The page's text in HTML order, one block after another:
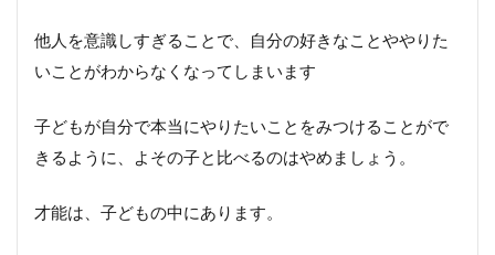
他人を意識しすぎることで、自分の好きなことややりた
いことがわからなくなってしまいます
子どもが自分で本当にやりたいことをみつけることがで
きるように、よその子と比べるのはやめましょう。
才能は、子どもの中にあります。